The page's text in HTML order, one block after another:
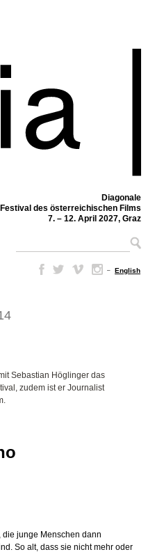
Diagonale
Festival des österreichischen Films
7. – 12. April 2027, Graz
– English
Sebastian Höglinger das
zudem ist er Journalist
junge Menschen dann
So alt, dass sie nicht mehr oder